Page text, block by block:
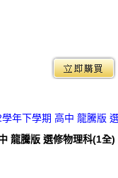
學年下學期 高中 龍騰版
龍騰版 選修物理科(1全